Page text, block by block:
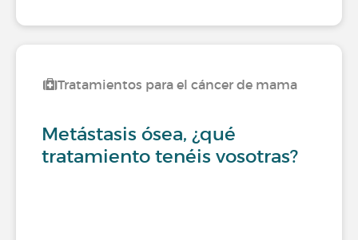
Tratamientos para el cáncer de mama
Metástasis ósea, ¿qué
tratamiento tenéis vosotras?